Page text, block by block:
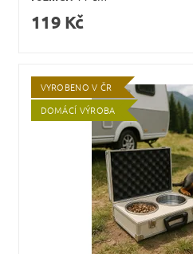
119 Kč
VYROBENO V ČR
DOMÁCÍ VÝROBA